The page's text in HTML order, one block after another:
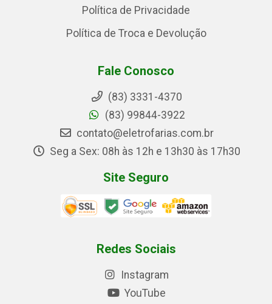
Política de Privacidade
Política de Troca e Devolução
Fale Conosco
(83) 3331-4370
(83) 99844-3922
contato@eletrofarias.com.br
Seg a Sex: 08h às 12h e 13h30 às 17h30
Site Seguro
Redes Sociais
Instagram
YouTube